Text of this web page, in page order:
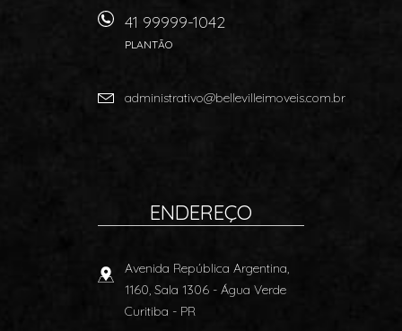
41 99999-1042
PLANTÃO
administrativo@bellevilleimoveis.com.br
ENDEREÇO
Avenida República Argentina,
1160, Sala 1306 - Água Verde
Curitiba - PR